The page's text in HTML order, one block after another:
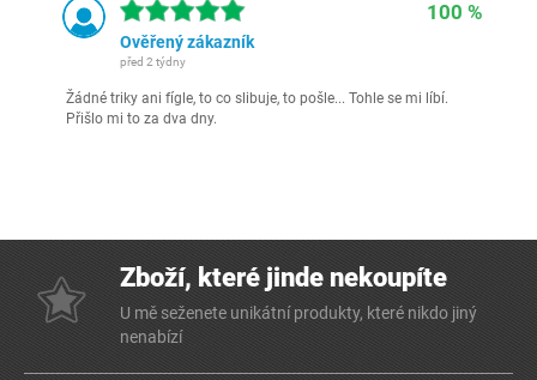
100 %
Ověřený zákazník
před 2 týdny
Žádné triky ani fígle, to co slibuje, to pošle... Tohle se mi líbí.
Přišlo mi to za dva dny.
Zboží, které jinde nekoupíte
U mě seženete unikátní produkty, které nikdo jiný
nenabízí